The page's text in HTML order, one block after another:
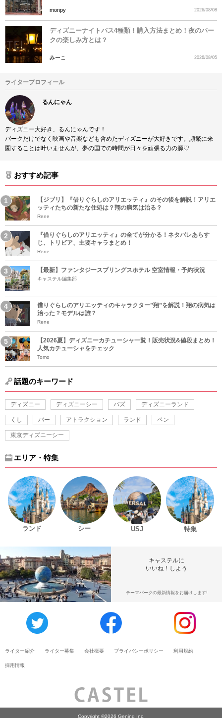
monpy 2026/08/08
ディズニーナイトパス4種類！購入方法まとめ！夜のパー
クの楽しみ方とは？
みーこ 2026/08/05
ライタープロフィール
るんにゃん
ディズニー大好き、るんにゃんです！
パークだけでなく映画や音楽なども含めたディズニーが大好きです。頻繁に来
園することは叶いませんが、夢の国での時間が日々を頑張る力の源♡
おすすめ記事
【ジブリ】『借りぐらしのアリエッティ』のその後を解説！アリエ
ッティたちの新たな住処は？翔の病気は治る？
Rene
『借りぐらしのアリエッティ』の全てが分かる！ネタバレあらす
じ、トリビア、主要キャラまとめ！
Rene
【最新】ファンタジースプリングスホテル 空室情報・予約状況
キャステル編集部
借りぐらしのアリエッティのキャラクター”翔”を解説！翔の病気は
治った？モデルは誰？
Rene
【2026夏】ディズニーカチューシャ一覧！販売状況&値段まとめ！
人気カチューシャをチェック
Tomo
話題のキーワード
ディズニー ディズニーシー バズ ディズニーランド
くし バー アトラクション ランド ペン
東京ディズニーシー
エリア・特集
ランド シー USJ 特集
キャステルに
いいね！しよう
テーマパークの最新情報をお届けします!
ライター紹介 ライター募集 会社概要 プライバシーポリシー 利用規約
採用情報
Copyright ©2026 Gening Inc.